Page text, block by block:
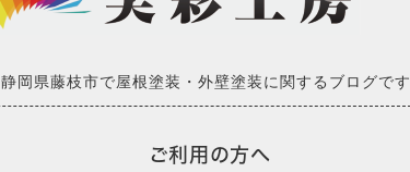
静岡県藤枝市で屋根塗装・外壁塗装に関するブログです
ご利用の方へ